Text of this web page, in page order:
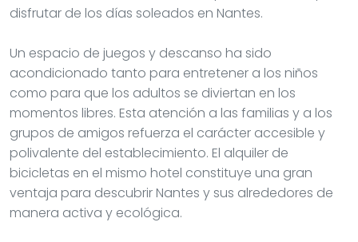
disfrutar de los días soleados en Nantes.
Un espacio de juegos y descanso ha sido
acondicionado tanto para entretener a los niños
como para que los adultos se diviertan en los
momentos libres. Esta atención a las familias y a los
grupos de amigos refuerza el carácter accesible y
polivalente del establecimiento. El alquiler de
bicicletas en el mismo hotel constituye una gran
ventaja para descubrir Nantes y sus alrededores de
manera activa y ecológica.